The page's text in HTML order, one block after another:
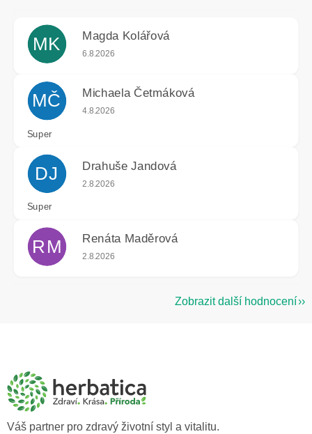
MK Magda Kolářová
Hodnocení obchodu je 5 z 5 hvězdiček.
6.8.2026
MČ Michaela Četmáková
Hodnocení obchodu je 5 z 5 hvězdiček.
4.8.2026
Super
DJ Drahuše Jandová
Hodnocení obchodu je 5 z 5 hvězdiček.
2.8.2026
Super
RM Renáta Maděrová
Hodnocení obchodu je 5 z 5 hvězdiček.
2.8.2026
Zobrazit další hodnocení
a
Váš partner pro zdravý životní styl a vitalitu.